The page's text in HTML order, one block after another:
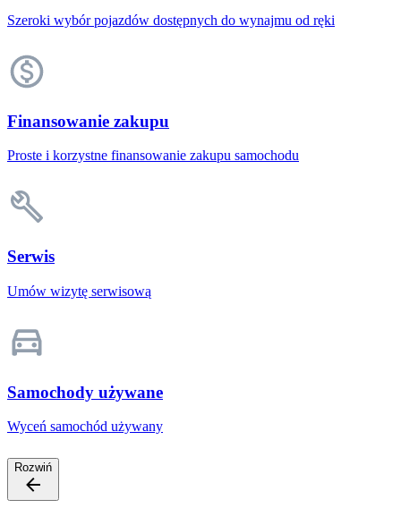
Szeroki wybór pojazdów dostępnych do wynajmu od ręki
Finansowanie zakupu
Proste i korzystne finansowanie zakupu samochodu
Serwis
Umów wizytę serwisową
Samochody używane
Wyceń samochód używany
Rozwiń